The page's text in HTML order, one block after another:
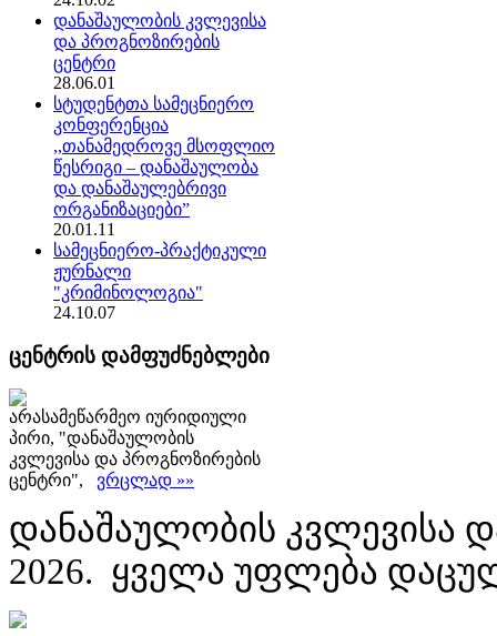
დანაშაულობის კვლევისა
და პროგნოზირების
ცენტრი
28.06.01
სტუდენტთა სამეცნიერო
კონფერენცია
,,თანამედროვე მსოფლიო
წესრიგი – დანაშაულობა
და დანაშაულებრივი
ორგანიზაციები”
20.01.11
სამეცნიერო-პრაქტიკული
ჟურნალი
"კრიმინოლოგია"
24.10.07
ცენტრის დამფუძნებლები
არასამეწარმეო იურიდიული
პირი, "დანაშაულობის
კვლევისა და პროგნოზირების
ცენტრი", ვრცლად »»
დანაშაულობის კვლევისა
2026. ყველა უფლება